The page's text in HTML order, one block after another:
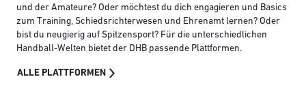
und der Amateure? Oder möchtest du dich engagieren und Basics
zum Training, Schiedsrichterwesen und Ehrenamt lernen? Oder
bist du neugierig auf Spitzensport? Für die unterschiedlichen
Handball-Welten bietet der DHB passende Plattformen.
ALLE PLATTFORMEN